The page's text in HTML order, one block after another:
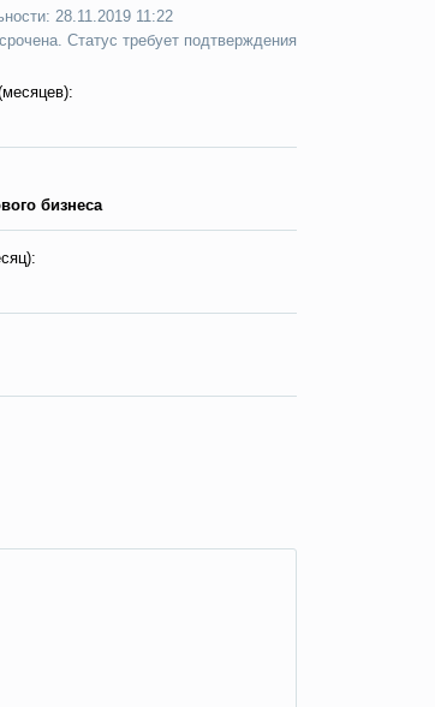
28.11.2019 11:22
Статус требует подтверждения
бизнеса